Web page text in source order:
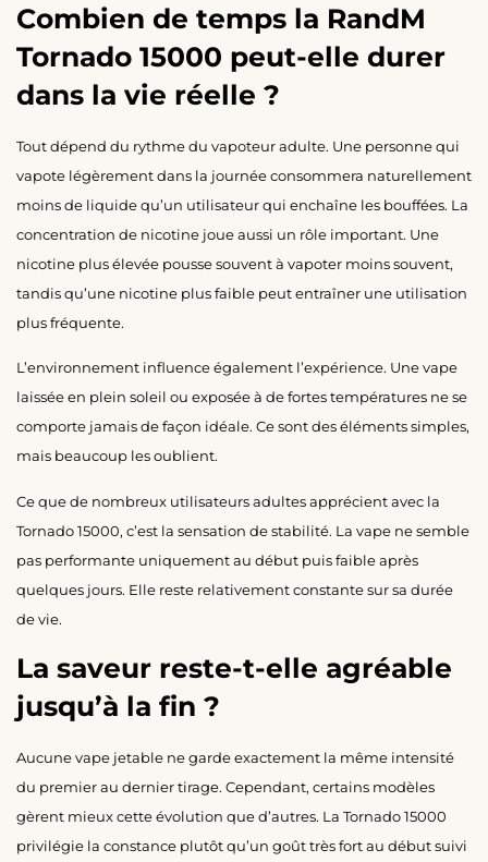
Combien de temps la RandM
Tornado 15000 peut-elle durer
dans la vie réelle ?
Tout dépend du rythme du vapoteur adulte. Une personne qui
vapote légèrement dans la journée consommera naturellement
moins de liquide qu’un utilisateur qui enchaîne les bouffées. La
concentration de nicotine joue aussi un rôle important. Une
nicotine plus élevée pousse souvent à vapoter moins souvent,
tandis qu’une nicotine plus faible peut entraîner une utilisation
plus fréquente.
L’environnement influence également l’expérience. Une vape
laissée en plein soleil ou exposée à de fortes températures ne se
comporte jamais de façon idéale. Ce sont des éléments simples,
mais beaucoup les oublient.
Ce que de nombreux utilisateurs adultes apprécient avec la
Tornado 15000, c’est la sensation de stabilité. La vape ne semble
pas performante uniquement au début puis faible après
quelques jours. Elle reste relativement constante sur sa durée
de vie.
La saveur reste-t-elle agréable
jusqu’à la fin ?
Aucune vape jetable ne garde exactement la même intensité
du premier au dernier tirage. Cependant, certains modèles
gèrent mieux cette évolution que d’autres. La Tornado 15000
privilégie la constance plutôt qu’un goût très fort au début suivi